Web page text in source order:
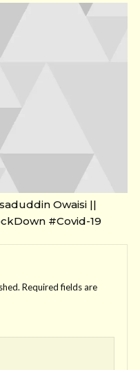
Owaisi ||
#Covid-19
Required fields are